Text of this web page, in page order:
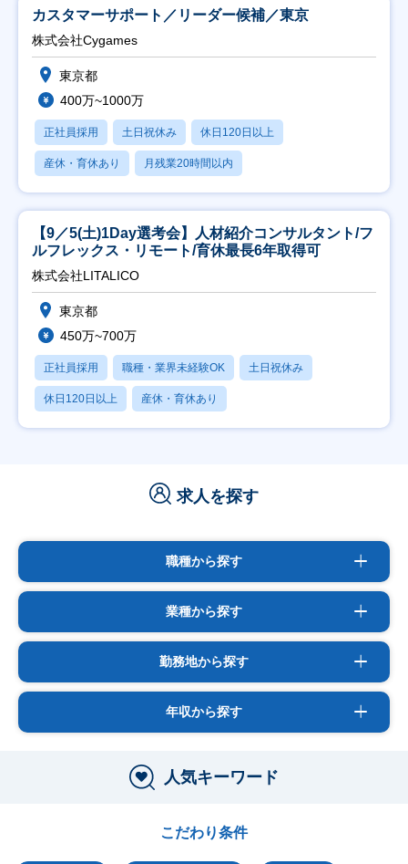
カスタマーサポート／リーダー候補／東京
株式会社Cygames
東京都
400万~1000万
正社員採用 土日祝休み 休日120日以上
産休・育休あり 月残業20時間以内
【9／5(土)1Day選考会】人材紹介コンサルタント/フ
ルフレックス・リモート/育休最長6年取得可
株式会社LITALICO
東京都
450万~700万
正社員採用 職種・業界未経験OK 土日祝休み
休日120日以上 産休・育休あり
求人を探す
職種から探す
業種から探す
勤務地から探す
年収から探す
人気キーワード
こだわり条件